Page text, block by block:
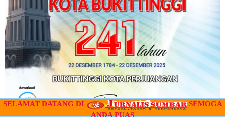
SELAMAT DATANG DI
SEMOGA
ANDA PUAS